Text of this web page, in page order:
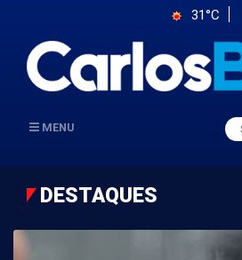
31°C
MENU
DESTAQUES